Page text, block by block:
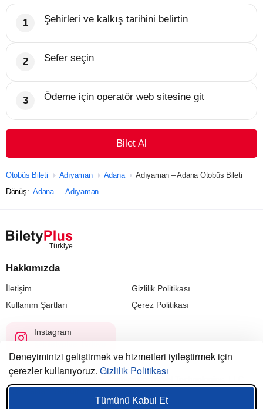
Şehirleri ve kalkış tarihini belirtin
Sefer seçin
Ödeme için operatör web sitesine git
Bilet Al
Otobüs Bileti Adıyaman Adana
Adıyaman – Adana Otobüs Bileti
Dönüş: Adana — Adıyaman
Hakkımızda
İletişim
Gizlilik Politikası
Kullanım Şartları
Çerez Politikası
Instagram
@biletyplus_turkiye
© 2023 — 2026, Biletyplus, Innovative Travel Technologies, LLC.
Tüm hakları saklıdır.
kullanıcı sözleşmesi,gizlilik politikası
Deneyiminizi geliştirmek ve hizmetleri iyileştirmek için
çerezler kullanıyoruz. Gizlilik Politikası
Tümünü Kabul Et